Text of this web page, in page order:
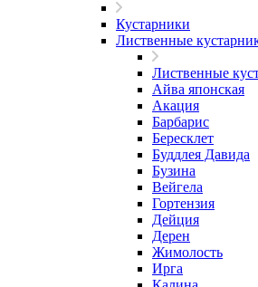
Кустарники
Лиственные
Лиственные
Айва японская
Акация
Барбарис
Бересклет
Буддлея Давида
Бузина
Вейгела
Гортензия
Дейция
Дерен
Жимолость
Ирга